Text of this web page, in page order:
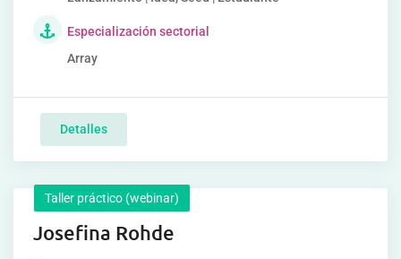
Especialización sectorial
Array
Detalles
Taller práctico (webinar)
Josefina Rohde